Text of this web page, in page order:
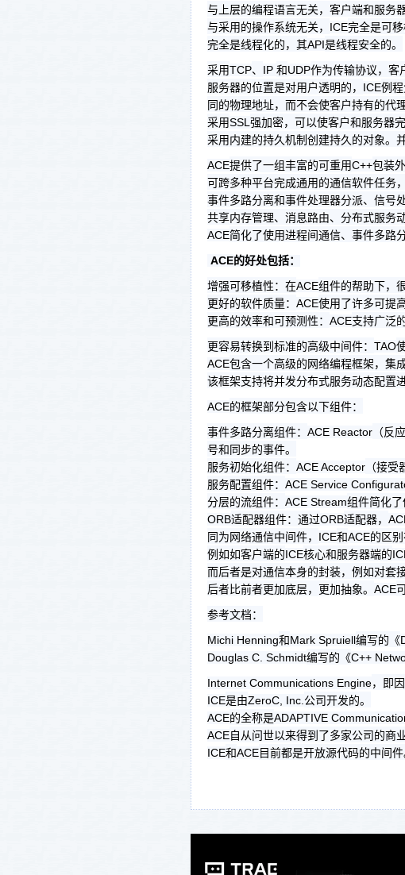
与上层的编程语言无关，客户端和服务
与采用的操作系统无关，
ICE完全是可
完全是线程化的，其API是线程安全的。
采用TCP、 IP 和UDP作为传输协议，客
服务器的位置是对用户透明的，
ICE例
同的物理地址，而不会使客户持有的代
采用SSL 强加密，可以使客户和服务器
采用内建的持久机制创建持久的对象。
ACE提供了一组丰富的可重用C++包装
可跨多种平台完成通用的通信软件任务
事件多路分离和事件处理器分派、信号
共享内存管理、消息路由、分布式服务
ACE简化了使用进程间通信、事件多路
ACE的好处包括：
增强可移植性：在ACE组件的帮助下，
更好的软件质量： ACE使用了许多可提
更高的效率和可预测性： ACE支持广泛
更容易转换到标准的高级中间件： TAO
ACE包含一个高级的网络编程框架，集
该框架支持将并发分布式服务动态配置进
ACE的框架部分包含以下组件：
事件多路分离组件： ACE Reactor （反
号和同步的事件。
服务初始化组件： ACE Acceptor （接受
服务配置组件： ACE Service
分层的流组件： ACE Stream组件简化
ORB适配器组件：通过ORB适配器，
同为网络通信中间件，
ICE和ACE的区
例如如客户端的ICE核心和服务器端的
而后者是对通信本身的封装，例如对套
后者比前者更加底层，更加抽象。 ACE
参考文档：
Michi Henning和Mark Spruiell编写的《
Douglas C. Schmidt编写的《C++
Internet Communications Engine，即
ICE是由ZeroC, Inc. 公司开发的。
ACE的全称是ADAPTIVE
ACE自从问世以来得到了多家公司的商业
ICE和ACE目前都是开放源代码的中间件